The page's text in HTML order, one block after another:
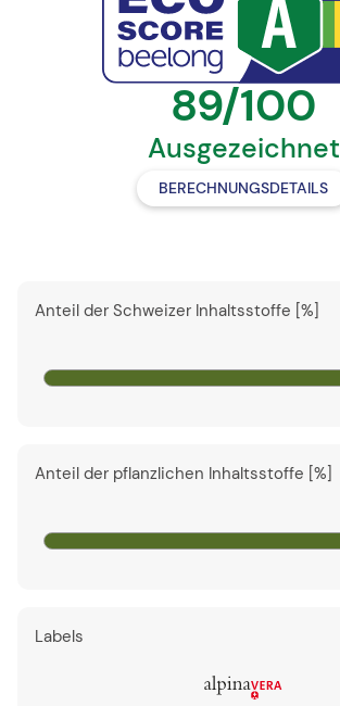
89/100
Ausgezeichnet
BERECHNUNGSDETAILS
Anteil der Schweizer Inhaltsstoffe [%]
Anteil der pflanzlichen Inhaltsstoffe [%]
Labels